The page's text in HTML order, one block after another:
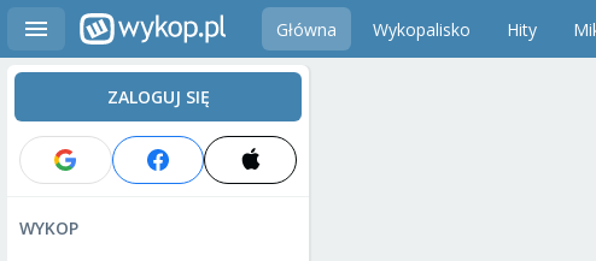
Główna Wykopalisko Hity
ZALOGUJ SIĘ
WYKOP